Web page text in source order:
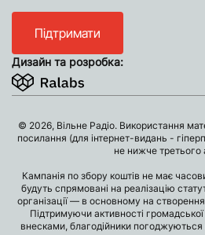
Підтримати
Дизайн та розробка:
© 2026, Вільне Радіо. Використання
посилання (для інтернет-видань -
не нижче третього
Кампанія по збору коштів не має
будуть спрямовані на реалізацію
організації — в основному на
Підтримуючи активності громадської
внесками, благодійники погоджуються